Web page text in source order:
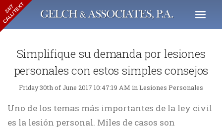
24/7
CALL/TEXT
Simplifique su demanda por lesiones
personales con estos simples consejos
Friday 30th of June 2017 10:47:19 AM in Lesiones Personales
Uno de los temas más importantes de la ley civil
es la lesión personal. Miles de casos son